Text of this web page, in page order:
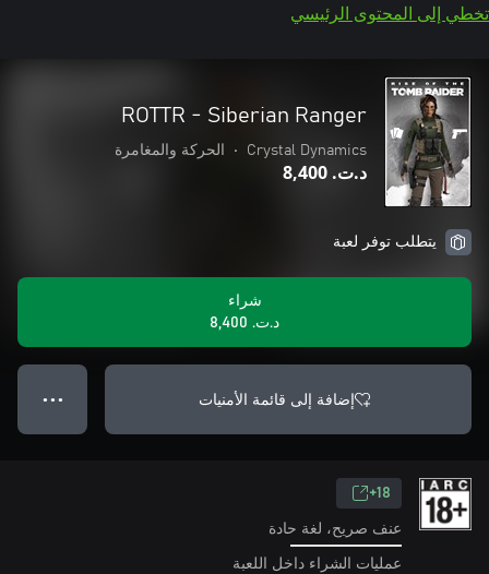
تخطي إلى المحتوى الرئيسي
ROTTR - Siberian Ranger
Crystal Dynamics
• الحركة والمغامرة
د.ت.‏ 8,400
يتطلب توفر لعبة
شراء
د.ت.‏ 8,400
إضافة إلى قائمة الأمنيات ● ● ●
18+
عنف صريح، لغة حادة
عمليات الشراء داخل اللعبة